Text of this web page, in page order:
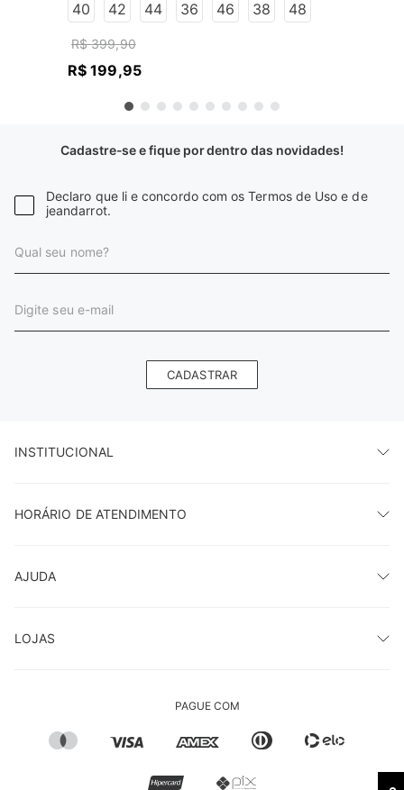
40 42 44 36 46 38 48
R$ 399,90
R$ 199,95
Cadastre-se e fique por dentro das novidades!
Declaro que li e concordo com os Termos de Uso e de
jeandarrot.
CADASTRAR
INSTITUCIONAL
HORÁRIO DE ATENDIMENTO
AJUDA
LOJAS
PAGUE COM